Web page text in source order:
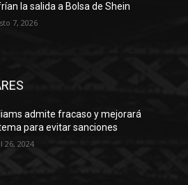
la salida a Bolsa de Shein
7, 2026
admite fracaso y mejorará
para evitar sanciones
26, 2024